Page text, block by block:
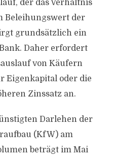
der das Verhältnis
Beleihungswert der
grundsätzlich ein
Daher erfordert
von Käufern
Eigenkapital oder die
Zinssatz an.
Darlehen der
(KfW) am
beträgt im Mai